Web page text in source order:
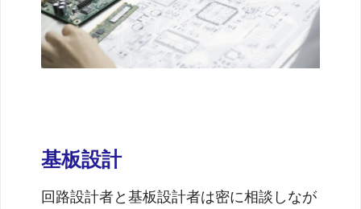
基板設計
回路設計者と基板設計者は密に相談しなが